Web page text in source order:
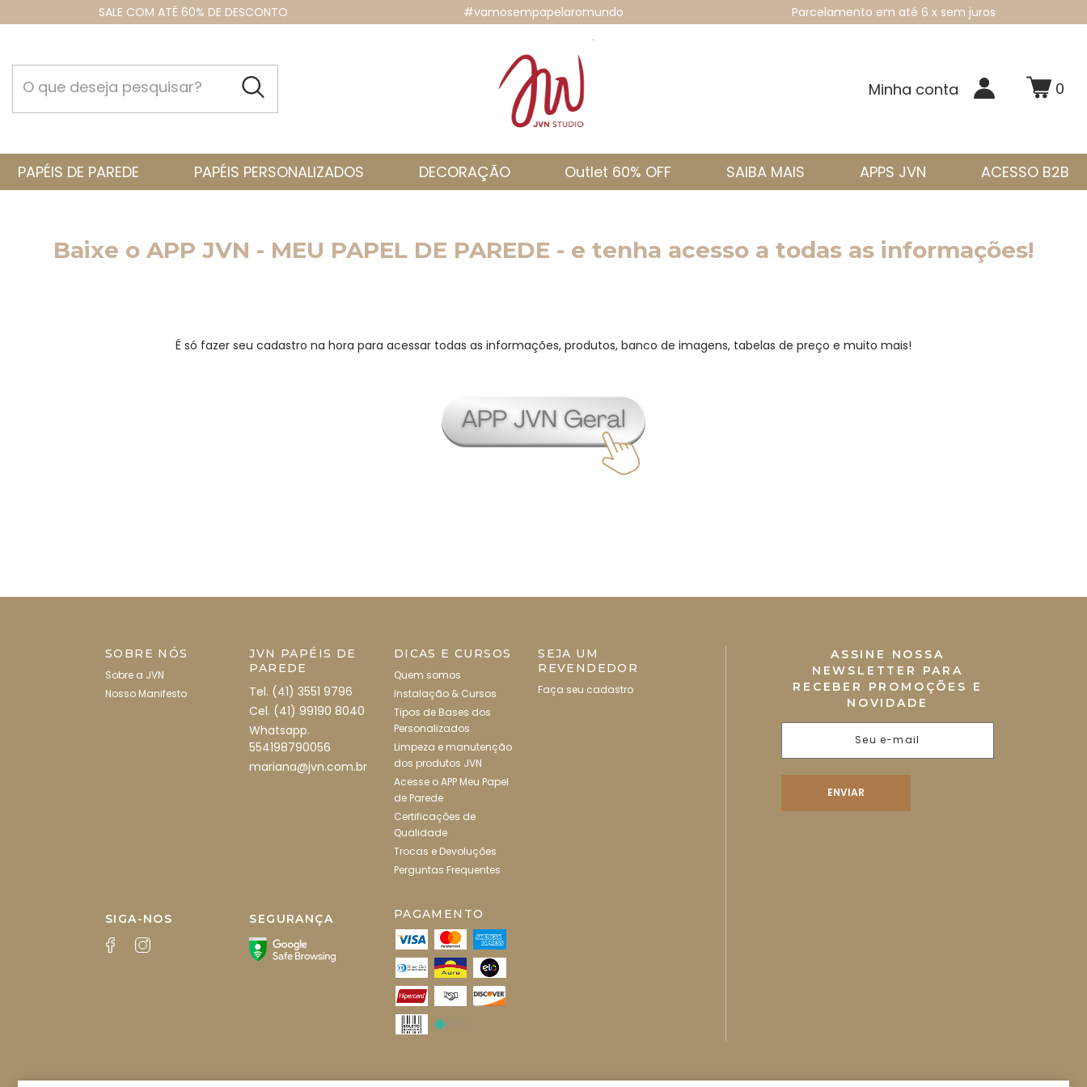
SALE COM ATÉ 60% DE DESCONTO #vamosempapelaromundo Parcelamento em até 6 x sem juros
Minha conta 0
PAPÉIS DE PAREDE PAPÉIS PERSONALIZADOS DECORAÇÃO Outlet 60% OFF SAIBA MAIS APPS JVN ACESSO B2B
Baixe o APP JVN - MEU PAPEL DE PAREDE - e tenha acesso a todas as informações!
É só fazer seu cadastro na hora para acessar todas as informações, produtos, banco de imagens, tabelas de preço e muito mais!
SOBRE NÓS
Sobre a JVN
Nosso Manifesto
JVN PAPÉIS DE
PAREDE
Tel. (41) 3551 9796
Cel. (41) 99190 8040
Whatsapp.
554198790056
mariana@jvn.com.br
DICAS E CURSOS
Quem somos
Instalação & Cursos
Tipos de Bases dos
Personalizados
Limpeza e manutenção
dos produtos JVN
Acesse o APP Meu Papel
de Parede
Certificações de
Qualidade
Trocas e Devoluções
Perguntas Frequentes
SEJA UM
REVENDEDOR
Faça seu cadastro
SIGA-NOS SEGURANÇA PAGAMENTO
ASSINE NOSSA
NEWSLETTER PARA
RECEBER PROMOÇÕES E
NOVIDADE